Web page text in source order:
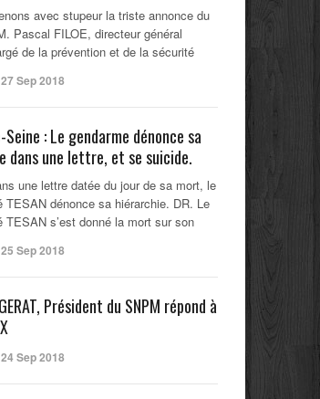
avec stupeur la triste annonce du
Pascal FILOE, directeur général
de la prévention et de la sécurité
Sep 2018
: Le gendarme dénonce sa
dans une lettre, et se suicide.
une lettre datée du jour de sa mort, le
TESAN dénonce sa hiérarchie. DR. Le
TESAN s’est donné la mort sur son
Sep 2018
Président du SNPM répond à
Sep 2018